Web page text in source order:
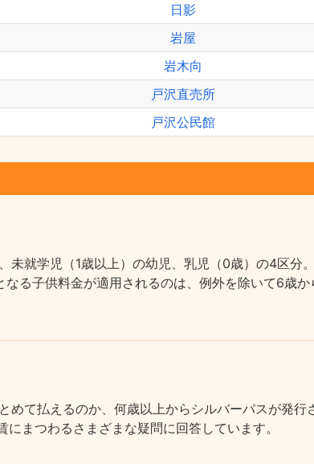
日影
岩屋
岩木向
戸沢直売所
戸沢公民館
就学児（1歳以上）の幼児、乳児（0歳）の4区分。
る子供料金が適用されるのは、例外を除いて6歳か
めて払えるのか、何歳以上からシルバーパスが発行
まつわるさまざまな疑問に回答しています。